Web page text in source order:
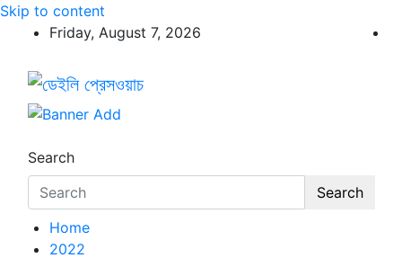
Skip to content
Friday, August 7, 2026
ডেইলি প্রেসওয়াচ
ডেইলি প্রেসওয়াচ মুক্তিযুদ্ধের চেতনায় উদ্বুদ্ধ মুখপত্র
Search
Search
Home
2022